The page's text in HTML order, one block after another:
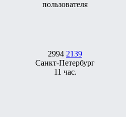
2994 2139
Санкт-Петербург
11 час.